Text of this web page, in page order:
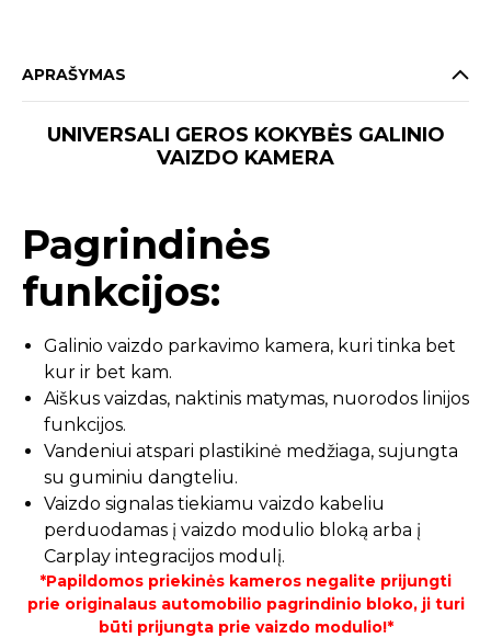
APRAŠYMAS
UNIVERSALI GEROS KOKYBĖS GALINIO
VAIZDO KAMERA
Pagrindinės
funkcijos:
Galinio vaizdo parkavimo kamera, kuri tinka bet
kur ir bet kam.
Aiškus vaizdas, naktinis matymas, nuorodos linijos
funkcijos.
Vandeniui atspari plastikinė medžiaga, sujungta
su guminiu dangteliu.
Vaizdo signalas tiekiamu vaizdo kabeliu
perduodamas į vaizdo modulio bloką arba į
Carplay integracijos modulį.
*Papildomos priekinės kameros negalite prijungti
prie originalaus automobilio pagrindinio bloko, ji turi
būti prijungta prie vaizdo modulio!*